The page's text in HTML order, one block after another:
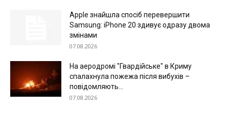
Apple знайшла спосіб перевершити
Samsung: iPhone 20 здивує одразу двома
змінами
07.08.2026
На аеродромі "Гвардійське" в Криму
спалахнула пожежа після вибухів –
повідомляють...
07.08.2026